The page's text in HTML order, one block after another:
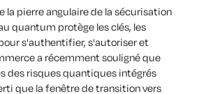
pierre angulaire de la sécurisation
quantum protège les clés, les
s'authentifier, s'autoriser et
a récemment souligné que
des risques quantiques intégrés
que la fenêtre de transition vers